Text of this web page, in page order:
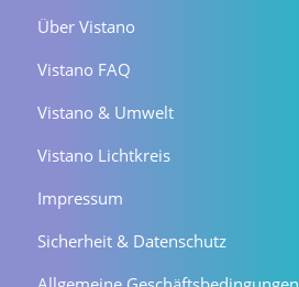
Über Vistano
Vistano FAQ
Vistano & Umwelt
Vistano Lichtkreis
Impressum
Sicherheit & Datenschutz